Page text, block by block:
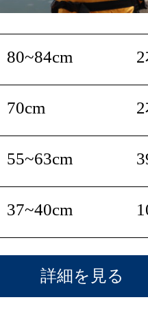
80~84cm
70cm
55~63cm
37~40cm
詳細を見る